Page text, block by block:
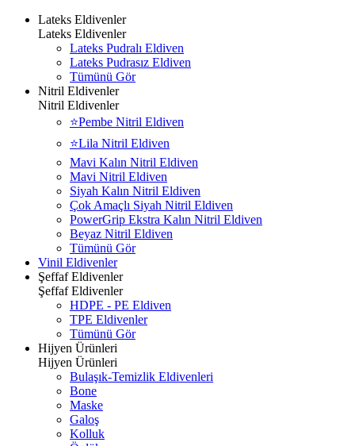
Lateks Eldivenler
Lateks Eldivenler
Lateks Pudralı Eldiven
Lateks Pudrasız Eldiven
Tümünü Gör
Nitril Eldivenler
Nitril Eldivenler
⭐Pembe Nitril Eldiven
⭐Lila Nitril Eldiven
Mavi Kalın Nitril Eldiven
Mavi Nitril Eldiven
Siyah Kalın Nitril Eldiven
Çok Amaçlı Siyah Nitril Eldiven
PowerGrip Ekstra Kalın Nitril Eldiven
Beyaz Nitril Eldiven
Tümünü Gör
Vinil Eldivenler
Şeffaf Eldivenler
Şeffaf Eldivenler
HDPE - PE Eldiven
TPE Eldivenler
Tümünü Gör
Hijyen Ürünleri
Hijyen Ürünleri
Bulaşık-Temizlik Eldivenleri
Bone
Maske
Galoş
Kolluk